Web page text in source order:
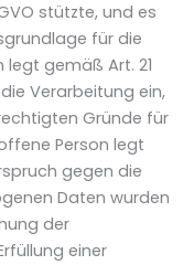
stützte, und es
für die
gemäß Art. 21
Verarbeitung ein,
Gründe für
Person legt
gegen die
Daten wurden
der
einer